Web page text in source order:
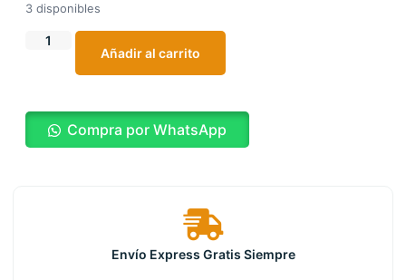
3 disponibles
Añadir al carrito
Compra por WhatsApp
Envío Express Gratis Siempre